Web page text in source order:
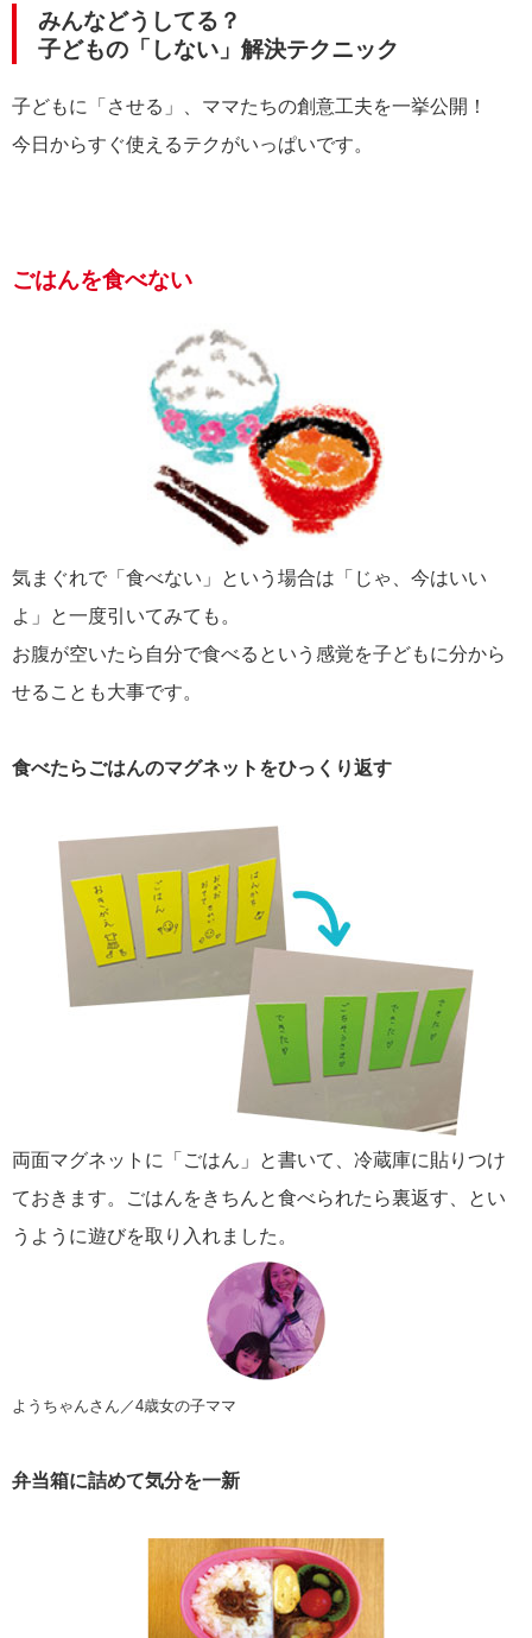
みんなどうしてる？
子どもの「しない」解決テクニック
子どもに「させる」、ママたちの創意工夫を一挙公開！
今日からすぐ使えるテクがいっぱいです。
ごはんを食べない
気まぐれで「食べない」という場合は「じゃ、今はいい
よ」と一度引いてみても。
お腹が空いたら自分で食べるという感覚を子どもに分から
せることも大事です。
食べたらごはんのマグネットをひっくり返す
両面マグネットに「ごはん」と書いて、冷蔵庫に貼りつけ
ておきます。ごはんをきちんと食べられたら裏返す、とい
うように遊びを取り入れました。
ようちゃんさん／4歳女の子ママ
弁当箱に詰めて気分を一新